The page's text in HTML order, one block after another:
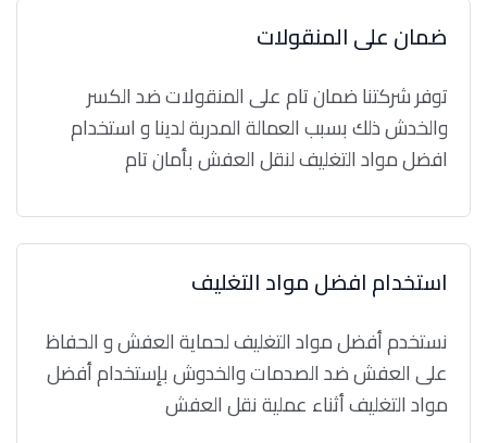
ضمان على المنقولات
توفر شركتنا ضمان تام على المنقولات ضد الكسر
والخدش ذلك بسبب العمالة المدربة لدينا و استخدام
افضل مواد التغليف لنقل العفش بأمان تام
استخدام افضل مواد التغليف
نستخدم أفضل مواد التغليف لحماية العفش و الحفاظ
على العفش ضد الصدمات والخدوش بإستخدام أفضل
مواد التغليف أثناء عملية نقل العفش